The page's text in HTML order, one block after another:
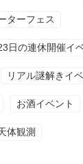
ターフェス
日の連休開催イ
リアル謎解きイ
お酒イベント
体観測